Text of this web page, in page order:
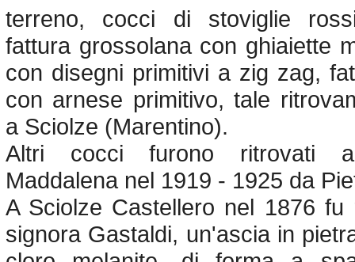
terreno, cocci di stoviglie
fattura grossolana con ghiaiette
con disegni primitivi a zig zag,
con arnese primitivo, tale
a Sciolze (Marentino).
Altri cocci furono ritrovati
Maddalena nel 1919 - 1925 da
A Sciolze Castellero nel 1876 fu
signora Gastaldi, un'ascia in